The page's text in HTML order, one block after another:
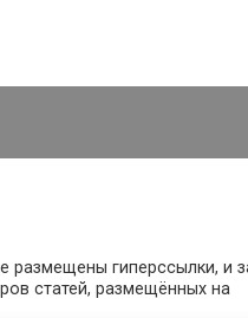
размещены гиперссылки, и
статей, размещённых на